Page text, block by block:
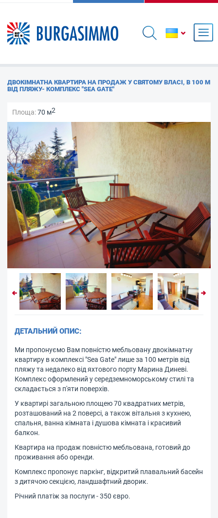
ДВОКІМНАТНА КВАРТИРА НА ПРОДАЖ У СВЯТОМУ ВЛАСІ, В 100 М
ВІД ПЛЯЖУ- КОМПЛЕКС "SEA GATE"
Площа:70 м2
ДЕТАЛЬНИЙ ОПИС:
Ми пропонуємо Вам повністю мебльовану двокімнатну
квартиру в комплексі "Sea Gate" лише за 100 метрів від
пляжу та недалеко від яхтового порту Марина Диневі.
Комплекс оформлений у середземноморському стилі та
складається з п'яти поверхів.
У квартирі загальною площею 70 квадратних метрів,
розташований на 2 поверсі, а також вітальня з кухнею,
спальня, ванна кімната і душова кімната і красивий
балкон.
Квартира на продаж повністю мебльована, готовий до
проживання або оренди.
Комплекс пропонує паркінг, відкритий плавальний басейн
з дитячою секцією, ландшафтний дворик.
Річний платіж за послуги - 350 євро.